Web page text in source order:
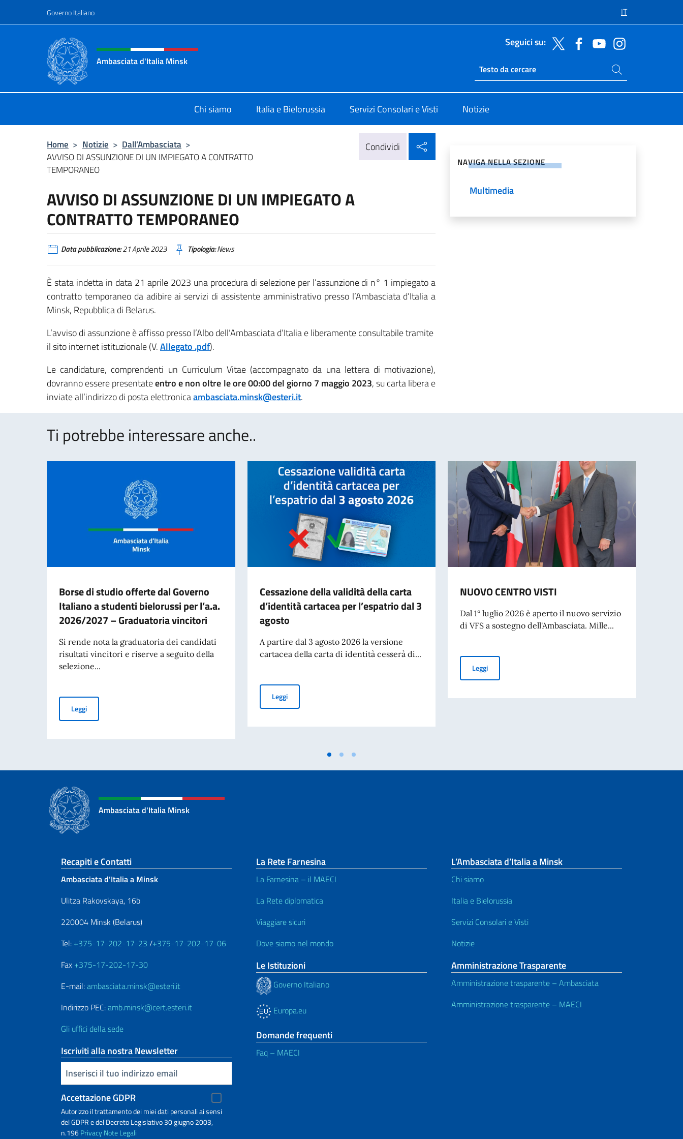
Governo Italiano IT
Intestazione sito, social e menù
Ambasciata d'Italia Minsk
Seguici su:
Ricerca sito live
Cerca nel sito
Chi siamo Italia e Bielorussia Servizi Consolari e Visti Notizie
Home > Notizie > Dall’Ambasciata >
AVVISO DI ASSUNZIONE DI UN IMPIEGATO A CONTRATTO
TEMPORANEO
Condividi
AVVISO DI ASSUNZIONE DI UN IMPIEGATO A
CONTRATTO TEMPORANEO
Data pubblicazione:21 Aprile 2023 Tipologia:News
È stata indetta in data 21 aprile 2023 una procedura di selezione per l’assunzione di n° 1 impiegato a
contratto temporaneo da adibire ai servizi di assistente amministrativo presso l’Ambasciata d’Italia a
Minsk, Repubblica di Belarus.
L’avviso di assunzione è affisso presso l’Albo dell’Ambasciata d’Italia e liberamente consultabile tramite
il sito internet istituzionale (V.Allegato .pdf).
Le candidature, comprendenti un Curriculum Vitae (accompagnato da una lettera di motivazione),
dovranno essere presentateentro e non oltre le ore 00:00 del giorno 7 maggio 2023, su carta libera e
inviate all’indirizzo di posta elettronicaambasciata.minsk@esteri.it.
NAVIGA NELLA SEZIONE
Multimedia
Ti potrebbe interessare anche..
Borse di studio offerte dal Governo
Italiano a studenti bielorussi per l’a.a.
2026/2027 – Graduatoria vincitori
Si rende nota la graduatoria dei candidati
risultati vincitori e riserve a seguito della
selezione...
LeggiBorse di studio offerte dal Governo Italiano a studenti bielorussi per l’a.a. 2026/2027 – Graduatoria vincitori
Cessazione della validità della carta
d’identità cartacea per l’espatrio dal 3
agosto
A partire dal 3 agosto 2026 la versione
cartacea della carta di identità cesserà di...
LeggiCessazione della validità della carta d’identità cartacea per l’espatrio dal 3 agosto
NUOVO CENTRO VISTI
Dal 1° luglio 2026 è aperto il nuovo servizio
di VFS a sostegno dell'Ambasciata. Mille...
LeggiNUOVO CENTRO VISTI
Ambasciata d'Italia Minsk
Sezione footer
Recapiti e Contatti
Ambasciata d’Italia a Minsk
Ulitza Rakovskaya, 16b
220004 Minsk (Belarus)
Tel: +375-17-202-17-23 /+375-17-202-17-06
Fax +375-17-202-17-30
E-mail:ambasciata.minsk@esteri.it
Indirizzo PEC:amb.minsk@cert.esteri.it
Gli uffici della sede
Iscriviti alla nostra Newsletter
Inserisci la tua email
Accettazione GDPR
Autorizzo il trattamento dei miei dati personali ai sensi
del GDPR e del Decreto Legislativo 30 giugno 2003,
n.196PrivacyNote Legali
La Rete Farnesina
La Farnesina – il MAECI
La Rete diplomatica
Viaggiare sicuri
Dove siamo nel mondo
Le Istituzioni
Governo Italiano
Europa.eu
Domande frequenti
Faq – MAECI
L’Ambasciata d’Italia a Minsk
Chi siamo
Italia e Bielorussia
Servizi Consolari e Visti
Notizie
Amministrazione Trasparente
Amministrazione trasparente – Ambasciata
Amministrazione trasparente – MAECI